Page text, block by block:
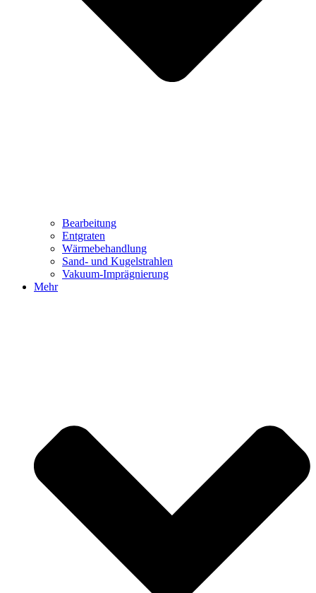
Bearbeitung
Entgraten
Wärmebehandlung
Sand- und Kugelstrahlen
Vakuum-Imprägnierung
Mehr